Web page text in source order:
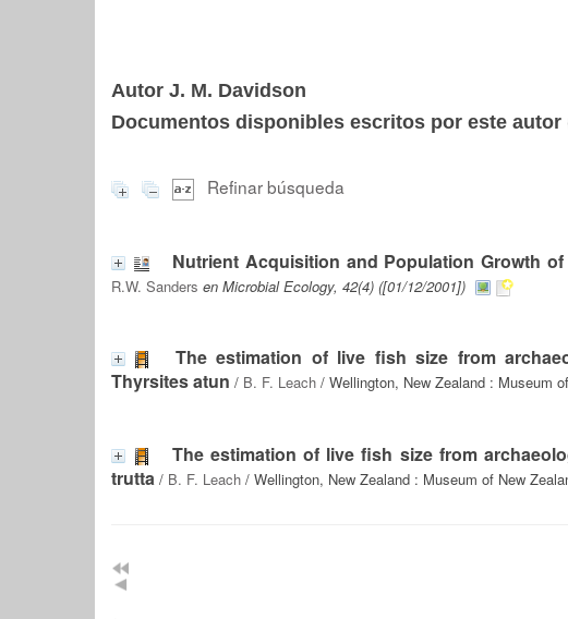
Autor J. M. Davidson
Documentos disponibles escritos por este autor
Refinar búsqueda
Nutrient Acquisition and Population Growth
R.W. Sanders en Microbial Ecology, 42(4) ([01/12/2001])
The estimation of live fish size from
Thyrsites atun / B. F. Leach / Wellington, New Zealand : Museum
The estimation of live fish size from
trutta / B. F. Leach / Wellington, New Zealand : Museum of New